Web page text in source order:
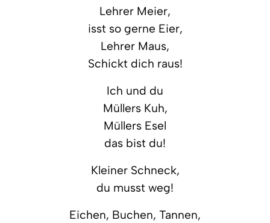
Lehrer Meier,
isst so gerne Eier,
Lehrer Maus,
Schickt dich raus!
Ich und du
Müllers Kuh,
Müllers Esel
das bist du!
Kleiner Schneck,
du musst weg!
Eichen, Buchen, Tannen,